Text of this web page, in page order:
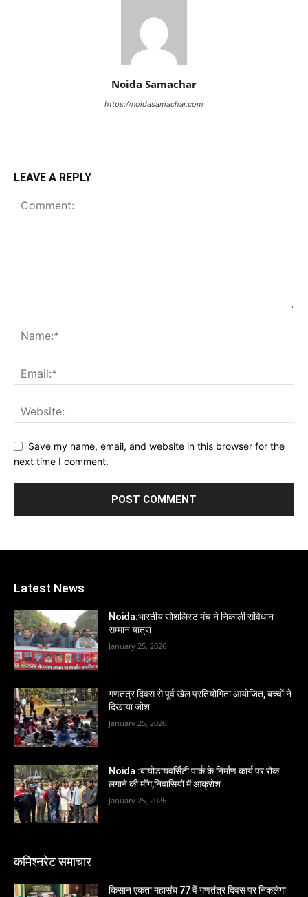
Noida Samachar
https://noidasamachar.com
LEAVE A REPLY
Save my name, email, and website in this browser for the
next time I comment.
Latest News
Noida:भारतीय सोशलिस्ट मंच ने निकाली संविधान
सम्मान यात्रा
January 25, 2026
गणतंत्र दिवस से पूर्व खेल प्रतियोगिता आयोजित, बच्चों ने
दिखाया जोश
January 25, 2026
Noida :बायोडायवर्सिटी पार्क के निर्माण कार्य पर रोक
लगाने की माँग,निवासियों में आक्रोश
January 25, 2026
कमिश्नरेट समाचार
किसान एकता महासंघ 77 वें गणतंत्र दिवस पर निकलेगा